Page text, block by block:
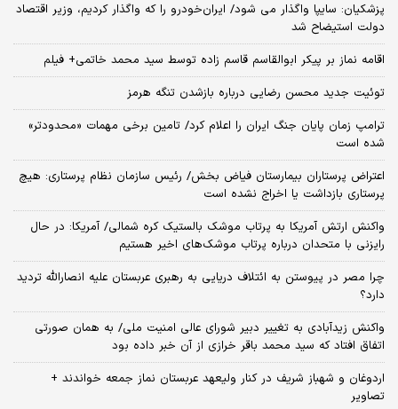
پزشکیان: سایپا واگذار می شود/ ایران‌خودرو را که واگذار کردیم، وزیر اقتصاد
دولت استیضاح شد
اقامه نماز بر پیکر ابوالقاسم قاسم زاده توسط سید محمد خاتمی+ فیلم
توئیت جدید محسن رضایی درباره بازشدن تنگه هرمز
ترامپ زمان پایان جنگ ایران را اعلام کرد/ تامین برخی مهمات «محدودتر»
شده است
اعتراض پرستاران بیمارستان فیاض بخش/ رئیس سازمان نظام پرستاری: هیچ
پرستاری بازداشت یا اخراج نشده است
واکنش ارتش آمریکا به پرتاب موشک بالستیک کره شمالی/ آمریکا: در حال
رایزنی با متحدان درباره پرتاب موشک‌های اخیر هستیم
چرا مصر در پیوستن به ائتلاف دریایی به رهبری عربستان علیه انصارالله تردید
دارد؟
واکنش زیدآبادی به تغییر دبیر شورای عالی امنیت ملی/ به همان صورتی
اتفاق افتاد که سید محمد باقر خرازی از آن خبر داده بود
اردوغان و شهباز شریف در کنار ولیعهد عربستان نماز جمعه خواندند +
تصاویر